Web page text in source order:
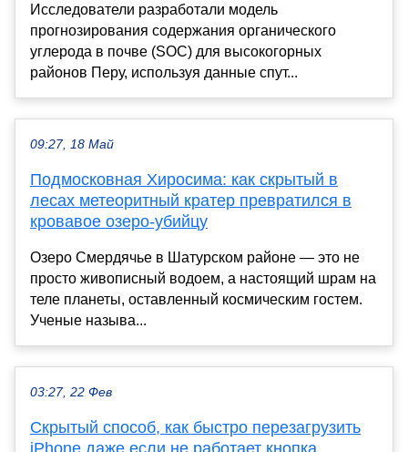
Исследователи разработали модель
прогнозирования содержания органического
углерода в почве (SOC) для высокогорных
районов Перу, используя данные спут...
09:27, 18 Май
Подмосковная Хиросима: как скрытый в
лесах метеоритный кратер превратился в
кровавое озеро-убийцу
Озеро Смердячье в Шатурском районе — это не
просто живописный водоем, а настоящий шрам на
теле планеты, оставленный космическим гостем.
Ученые называ...
03:27, 22 Фев
Скрытый способ, как быстро перезагрузить
iPhone даже если не работает кнопка